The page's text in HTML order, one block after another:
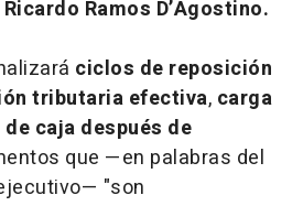
Ricardo Ramos D’Agostino.
ciclos de reposición
tributaria efectiva, carga
caja después de
que —en palabras del
"son